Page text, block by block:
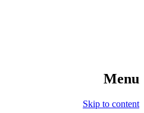
Menu
Skip to content